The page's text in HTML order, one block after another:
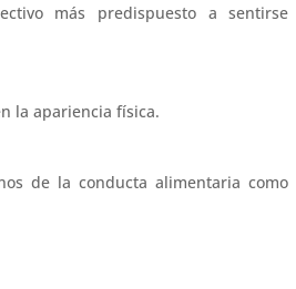
más predispuesto a sentirse
la apariencia física.
de la conducta alimentaria como